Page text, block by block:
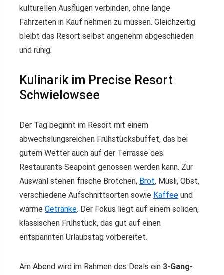
kulturellen Ausflügen verbinden, ohne lange
Fahrzeiten in Kauf nehmen zu müssen. Gleichzeitig
bleibt das Resort selbst angenehm abgeschieden
und ruhig.
Kulinarik im Precise Resort
Schwielowsee
Der Tag beginnt im Resort mit einem
abwechslungsreichen Frühstücksbuffet, das bei
gutem Wetter auch auf der Terrasse des
Restaurants Seapoint genossen werden kann. Zur
Auswahl stehen frische Brötchen, Brot, Müsli, Obst,
verschiedene Aufschnittsorten sowie Kaffee und
warme Getränke. Der Fokus liegt auf einem soliden,
klassischen Frühstück, das gut auf einen
entspannten Urlaubstag vorbereitet.
Am Abend wird im Rahmen des Deals ein 3-Gang-